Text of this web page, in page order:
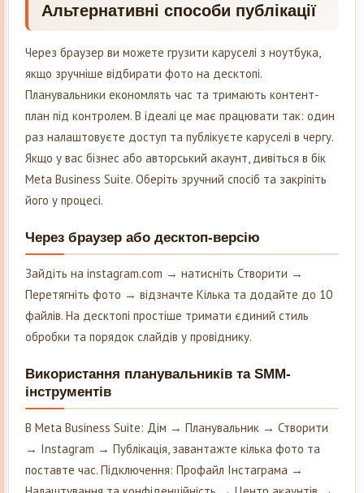
Альтернативні способи публікації
Через браузер ви можете грузити каруселі з ноутбука,
якщо зручніше відбирати фото на десктопі.
Планувальники економлять час та тримають контент-
план під контролем. В ідеалі це має працювати так: один
раз налаштовуєте доступ та публікуєте каруселі в чергу.
Якщо у вас бізнес або авторський акаунт, дивіться в бік
Meta Business Suite. Оберіть зручний спосіб та закріпіть
його у процесі.
Через браузер або десктоп-версію
Зайдіть на instagram.com → натисніть Створити →
Перетягніть фото → відзначте Кілька та додайте до 10
файлів. На десктопі простіше тримати єдиний стиль
обробки та порядок слайдів у провіднику.
Використання планувальників та SMM-
інструментів
В Meta Business Suite: Дім → Планувальник → Створити
→ Instagram → Публікація, завантажте кілька фото та
поставте час. Підключення: Профайл Інстаграма →